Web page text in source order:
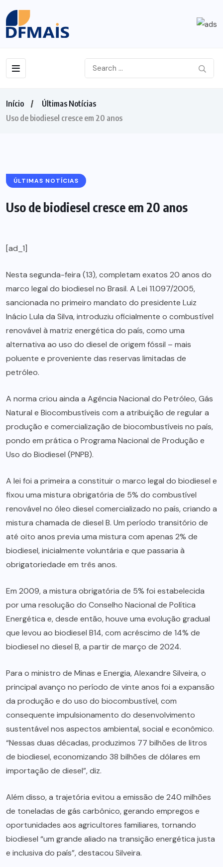
Início
Últimas Notícias
Uso de biodiesel cresce em 20 anos
ÚLTIMAS NOTÍCIAS
Uso de biodiesel cresce em 20 anos
[ad_1]
Nesta segunda-feira (13), completam exatos 20 anos do
marco legal do biodiesel no Brasil. A Lei 11.097/2005,
sancionada no primeiro mandato do presidente Luiz
Inácio Lula da Silva, introduziu oficialmente o combustível
renovável à matriz energética do país, como uma
alternativa ao uso do diesel de origem fóssil – mais
poluente e proveniente das reservas limitadas de
petróleo.
A norma criou ainda a Agência Nacional do Petróleo, Gás
Natural e Biocombustíveis com a atribuição de regular a
produção e comercialização de biocombustíveis no país,
pondo em prática o Programa Nacional de Produção e
Uso do Biodiesel (PNPB).
A lei foi a primeira a constituir o marco legal do biodiesel e
fixou uma mistura obrigatória de 5% do combustível
renovável no óleo diesel comercializado no país, criando a
mistura chamada de diesel B. Um período transitório de
até oito anos previa uma mistura com apenas 2% de
biodiesel, inicialmente voluntária e que passaria à
obrigatoriedade em três anos.
Em 2009, a mistura obrigatória de 5% foi estabelecida
por uma resolução do Conselho Nacional de Política
Energética e, desde então, houve uma evolução gradual
que levou ao biodiesel B14, com acréscimo de 14% de
biodiesel no diesel B, a partir de março de 2024.
Para o ministro de Minas e Energia, Alexandre Silveira, o
principal avanço no período de vinte anos foi a expansão
da produção e do uso do biocombustível, com
consequente impulsionamento do desenvolvimento
sustentável nos aspectos ambiental, social e econômico.
“Nessas duas décadas, produzimos 77 bilhões de litros
de biodiesel, economizando 38 bilhões de dólares em
importação de diesel”, diz.
Além disso, a trajetória evitou a emissão de 240 milhões
de toneladas de gás carbônico, gerando empregos e
oportunidades aos agricultores familiares, tornando
biodiesel “um grande aliado na transição energética justa
e inclusiva do país”, destacou Silveira.